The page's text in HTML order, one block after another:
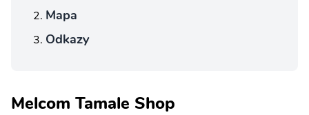
Mapa
Odkazy
Melcom Tamale Shop